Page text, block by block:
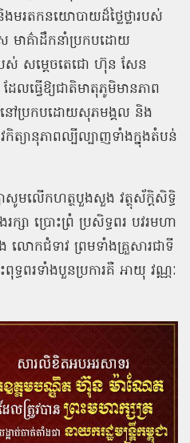
មរតកនយោបាយដ៏ថ្លៃថ្លារបស់
មាគ៌ាដឹកនាំប្រកបដោយ
ស់ សម្តេចតេជោ ហ៊ុន សែន
ែលធ្វើឱ្យជាតិមាតុភូមិមានភាព
នៅប្រកបដោយសុភមង្គល និង
ត្យានុភាពល្បីល្បាញទាំងក្នុងតំបន់
ាសូមលើកហត្ថបួងសួង វត្ថុស័ក្ដិសិទ្ធិ
ា ប្រោះព្រំ ប្រសិទ្ធពរ បវរមហា
ោកជំទាវ ព្រមទាំងគ្រួសារជាទី
ធពរទាំងបួនប្រការគឺ អាយុ វណ្ណៈ